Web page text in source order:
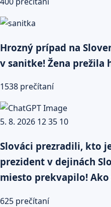
Hrozný prípad na
v sanitke! Žena prežila
1538 prečítaní
Slováci prezradili, kto
prezident v dejinách
miesto prekvapilo!
625 prečítaní